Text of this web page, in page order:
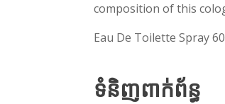
composition of this
Eau De Toilette Spray
ទំនិញពាក់ព័ន្ធ